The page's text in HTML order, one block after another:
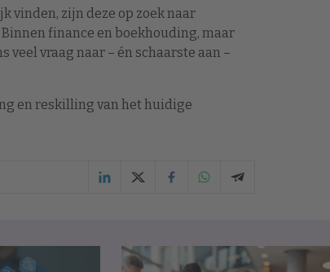
vinden, zijn deze op zoek naar
finance en boekhouding, maar
vraag naar – én schaarste aan –
en reskilling van het huidige